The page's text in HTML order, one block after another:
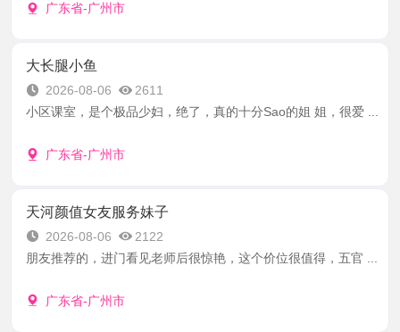
广东省-广州市
大长腿小鱼
2026-08-06
2611
小区课室，是个极品少妇，绝了，真的十分Sao的姐 姐，很爱 ...
广东省-广州市
天河颜值女友服务妹子
2026-08-06
2122
朋友推荐的，进门看见老师后很惊艳，这个价位很值得，五官 ...
广东省-广州市